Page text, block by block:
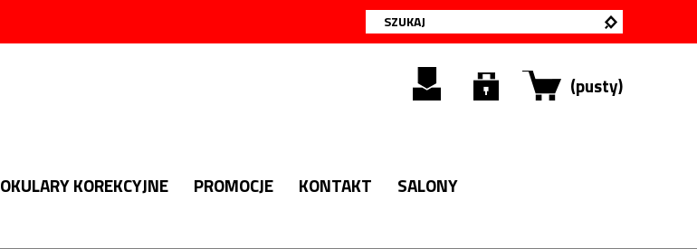
(pusty)
OKULARY KOREKCYJNE PROMOCJE KONTAKT SALONY